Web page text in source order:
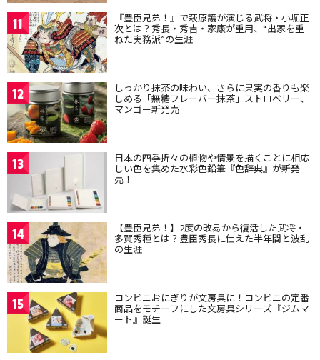
11 『豊臣兄弟！』で萩原護が演じる武将・小堀正
次とは？秀長・秀吉・家康が重用、“出家を重
ねた実務派”の生涯
12 しっかり抹茶の味わい、さらに果実の香りも楽
しめる「無糖フレーバー抹茶」ストロベリー、
マンゴー新発売
13 日本の四季折々の植物や情景を描くことに相応
しい色を集めた水彩色鉛筆『色辞典』が新発
売！
14 【豊臣兄弟！】2度の改易から復活した武将・
多賀秀種とは？豊臣秀長に仕えた半年間と波乱
の生涯
15 コンビニおにぎりが文房具に！コンビニの定番
商品をモチーフにした文房具シリーズ『ジムマ
ート』誕生